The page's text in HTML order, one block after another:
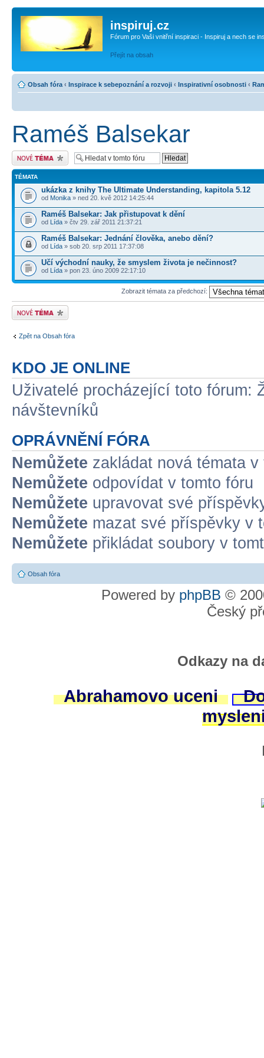
inspiruj.cz
Fórum pro Vaši vnitřní inspiraci - Inspiruj a nech se
Přejít na obsah
Obsah fóra ‹ Inspirace k sebepoznání a rozvoji ‹ Inspirativní osobnosti ‹
Raméš Balsekar
Odeslat nové téma
TÉMATA
ukázka z knihy The Ultimate Understanding, kapitola 5.12
od Monika » ned 20. kvě 2012 14:25:44
Raméš Balsekar: Jak přistupovat k dění
od Lída » čtv 29. zář 2011 21:37:21
Raméš Balsekar: Jednání člověka, anebo dění?
od Lída » sob 20. srp 2011 17:37:08
Učí východní nauky, že smyslem života je nečinnost?
od Lída » pon 23. úno 2009 22:17:10
Zobrazit témata za předchozí:
Odeslat nové téma
Zpět na Obsah fóra
KDO JE ONLINE
Uživatelé procházející toto fórum:
návštevníků
OPRÁVNĚNÍ FÓRA
Nemůžete zakládat nová témata v
Nemůžete odpovídat v tomto fóru
Nemůžete upravovat své
Nemůžete mazat své příspěvky v
Nemůžete přikládat soubory v
Obsah fóra
Powered by phpBB ©
Český
Odkazy na
Abrahamovo uceni